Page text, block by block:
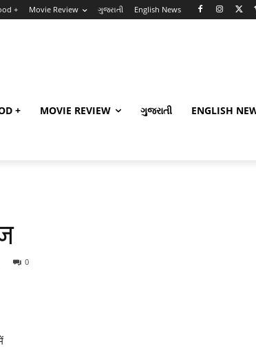
+ Movie Review ગુજરાતી English News
+ MOVIE REVIEW ગુજરાતી ENGLISH
0